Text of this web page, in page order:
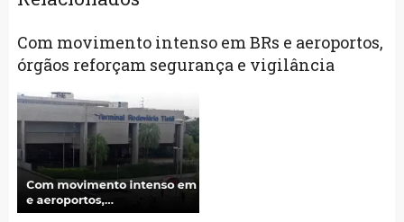
Com movimento intenso em BRs e aeroportos,
órgãos reforçam segurança e vigilância